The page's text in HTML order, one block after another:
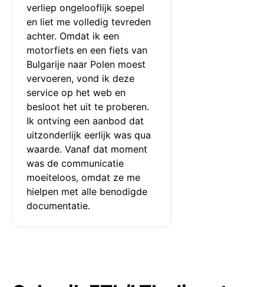
verliep ongelooflijk soepel
en liet me volledig tevreden
achter. Omdat ik een
motorfiets en een fiets van
Bulgarije naar Polen moest
vervoeren, vond ik deze
service op het web en
besloot het uit te proberen.
Ik ontving een aanbod dat
uitzonderlijk eerlijk was qua
waarde. Vanaf dat moment
was de communicatie
moeiteloos, omdat ze me
hielpen met alle benodigde
documentatie.